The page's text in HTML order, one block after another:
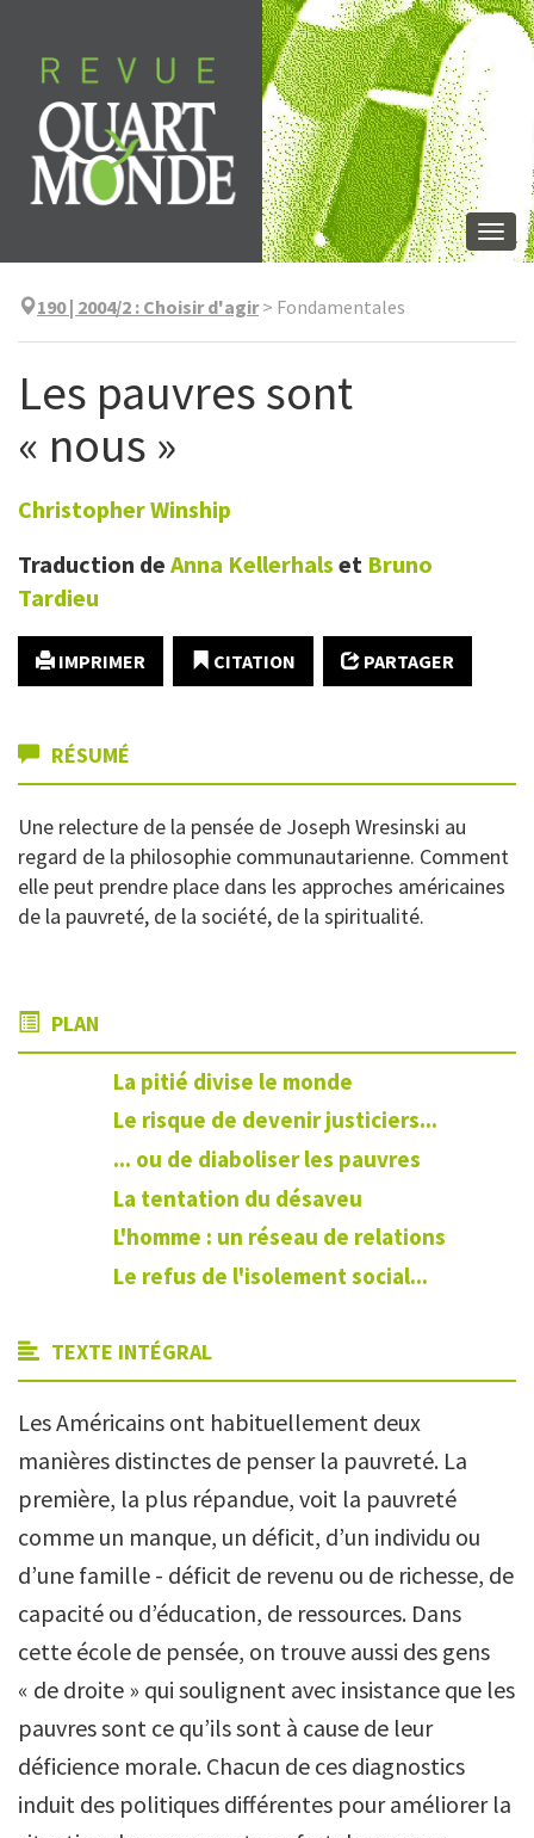
contenu
190 | 2004/2 : Choisir d'agir> Fondamentales
Les pauvres sont
« nous »
ChristopherWinship
Traduction de Anna Kellerhals et Bruno
Tardieu
IMPRIMER CITATION PARTAGER
RÉSUMÉ
Une relecture de la pensée de Joseph Wresinski au
regard de la philosophie communautarienne. Comment
elle peut prendre place dans les approches américaines
de la pauvreté, de la société, de la spiritualité.
PLAN
La pitié divise le monde
Le risque de devenir justiciers...
... ou de diaboliser les pauvres
La tentation du désaveu
L'homme : un réseau de relations
Le refus de l'isolement social...
TEXTE INTÉGRAL
Les Américains ont habituellement deux
manières distinctes de penser la pauvreté. La
première, la plus répandue, voit la pauvreté
comme un manque, un déficit, d’un individu ou
d’une famille - déficit de revenu ou de richesse, de
capacité ou d’éducation, de ressources. Dans
cette école de pensée, on trouve aussi des gens
« de droite » qui soulignent avec insistance que les
pauvres sont ce qu’ils sont à cause de leur
déficience morale. Chacun de ces diagnostics
induit des politiques différentes pour améliorer la